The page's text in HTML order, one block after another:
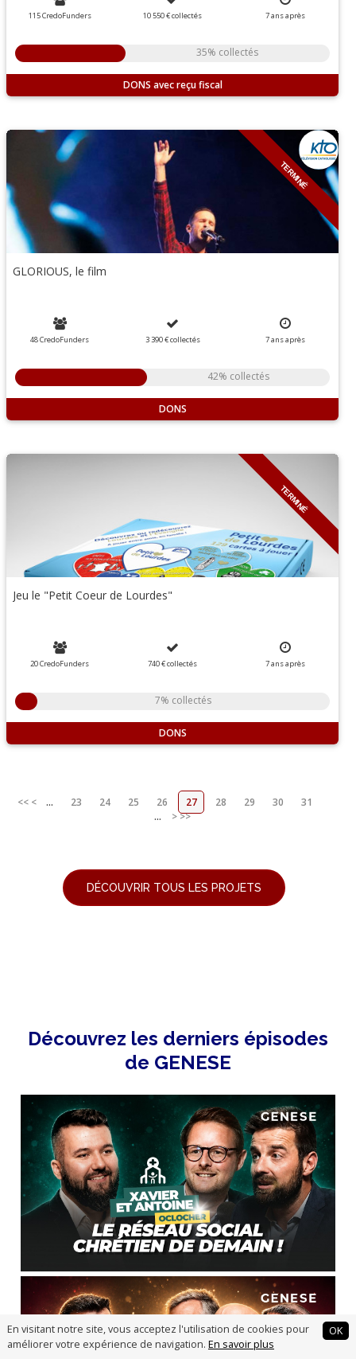
En visitant notre site, vous acceptez l'utilisation de cookies pour
améliorer votre expérience de navigation. En savoir plus
OK
115 CredoFunders 10 550 €collectés 7ansaprès
35% collectés
DONS
TERMINÉ
GLORIOUS, le film
48 CredoFunders 3 390 €collectés 7ansaprès
42% collectés
DONS
TERMINÉ
Jeu le "Petit Coeur de Lourdes"
20 CredoFunders 740 €collectés 7ansaprès
7% collectés
DONS
<< < ... 23 24 25 26 27 28 29 30
31
...
>>>
DÉCOUVRIR TOUS LES PROJETS
Découvrez les derniers épisodes
de GENESE